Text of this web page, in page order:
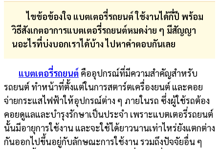
ไขข้อข้องใจ แบตเตอรี่รถยนต์ ใช้งานได้กี่ปี พร้อม
วิธีสังเกตอาการแบตเตอรี่รถยนต์หมดง่าย ๆ มีสัญญา
นอะไรที่บ่งบอกเราได้บ้าง ไปหาคำตอบกันเลย
แบตเตอรี่รถยนต์ คืออุปกรณ์ที่มีความสำคัญสำหรับ
รถยนต์ ทำหน้าที่ตั้งแต่ในการสตาร์ตเครื่องยนต์ และคอย
จ่ายกระแสไฟฟ้าให้อุปกรณ์ต่าง ๆ ภายในรถ ซึ่งผู้ใช้รถต้อง
คอยดูแลและบำรุงรักษาเป็นประจำ เพราะแบตเตอรี่รถยนต์
นั้นมีอายุการใช้งาน และจะใช้ได้ยาวนานเท่าไหร่ยังแตกต่าง
กันออกไปขึ้นอยู่กับลักษณะการใช้งาน รวมถึงปัจจัยอื่น ๆ
บอล
สด
เงิน
การ
ศึกษา
บันเทิง